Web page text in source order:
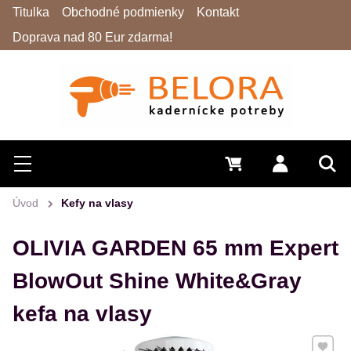
Hľadať
Menu Prihlásiť
0 €
Titulka Obchodné podmienky
Kontakt
Doprava nad 80 Eur zdarma!
Úvod Kefy na vlasy
OLIVIA GARDEN 65 mm Expert
BlowOut Shine White&Gray
kefa na vlasy
Pridať